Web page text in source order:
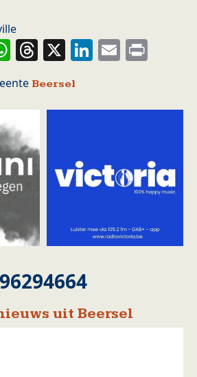
WhatsApp
Threads
X LinkedIn
Email
Beersel
96294664
uit Beersel